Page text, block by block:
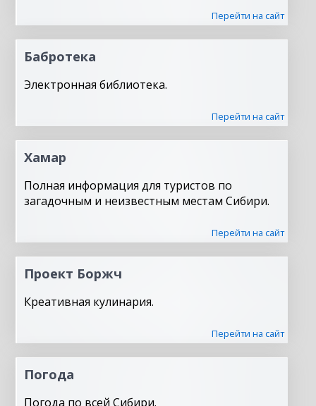
Перейти на сайт
Бабротека
Электронная библиотека.
Перейти на сайт
Хамар
Полная информация для туристов по
загадочным и неизвестным местам Сибири.
Перейти на сайт
Проект Боржч
Креативная кулинария.
Перейти на сайт
Погода
Погода по всей Сибири.